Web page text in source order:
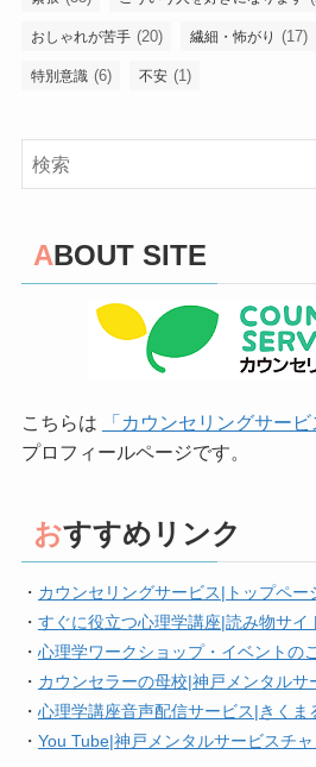
おしゃれが苦手 (20) 繊細・怖がり (17)
特別意識 (6) 不安 (1)
ABOUT SITE
こちらは 「カウンセリングサービ
プロフィールページです。
おすすめリンク
・ カウンセリングサービス|トップペー
・ すぐに役立つ心理学講座|読み物サイ
・ 心理学ワークショップ・イベントの
・ カウンセラーの母校|神戸メンタルサ
・ 心理学講座音声配信サービス|きくま
・ You Tube|神戸メンタルサービスチ